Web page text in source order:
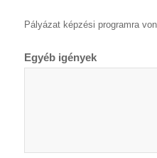
Pályázat képzési programra
Egyéb igények